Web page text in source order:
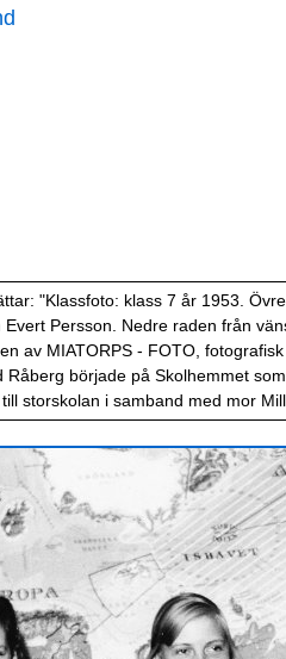
"Klassfoto: klass 7 år 1953.
Persson. Nedre raden från
av MIATORPS - FOTO,
Råberg började på Skolhemmet
storskolan i samband med mor